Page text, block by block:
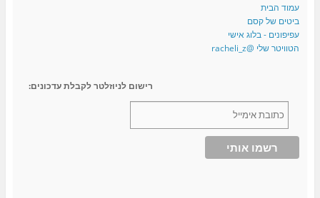
עמוד הבית
ביטים של קסם
עפיפונים - בלוג אישי
הטוויטר שלי @racheli_z
רישום לניוזלטר לקבלת עדכונים: